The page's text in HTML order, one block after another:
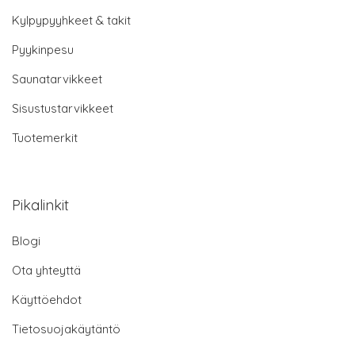
Kylpypyyhkeet & takit
Pyykinpesu
Saunatarvikkeet
Sisustustarvikkeet
Tuotemerkit
Pikalinkit
Blogi
Ota yhteyttä
Käyttöehdot
Tietosuojakäytäntö